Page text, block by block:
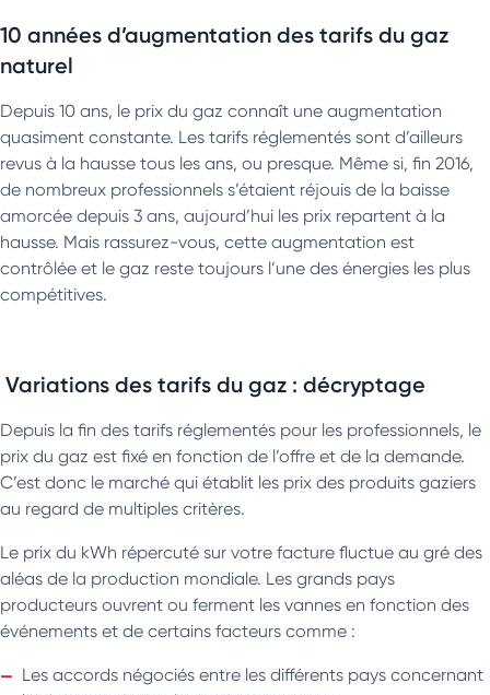
10 années d’augmentation des tarifs du gaz
naturel
Depuis 10 ans, le prix du gaz connaît une augmentation
quasiment constante. Les tarifs réglementés sont d’ailleurs
revus à la hausse tous les ans, ou presque. Même si, fin 2016,
de nombreux professionnels s’étaient réjouis de la baisse
amorcée depuis 3 ans, aujourd’hui les prix repartent à la
hausse. Mais rassurez-vous, cette augmentation est
contrôlée et le gaz reste toujours l’une des énergies les plus
compétitives.
Variations des tarifs du gaz : décryptage
Depuis la fin des tarifs réglementés pour les professionnels, le
prix du gaz est fixé en fonction de l’offre et de la demande.
C’est donc le marché qui établit les prix des produits gaziers
au regard de multiples critères.
Le prix du kWh répercuté sur votre facture fluctue au gré des
aléas de la production mondiale. Les grands pays
producteurs ouvrent ou ferment les vannes en fonction des
événements et de certains facteurs comme :
Les accords négociés entre les différents pays concernant